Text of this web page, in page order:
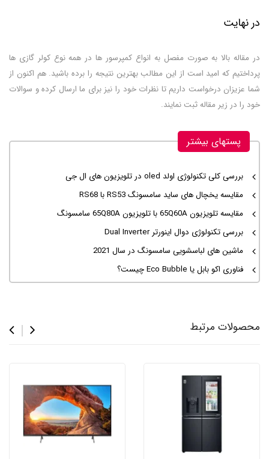
در نهایت
در مقاله بالا به صورت مفصل به انواع کمپرسور ها در همه نوع کولر گازی ها
پرداختیم که امید است از این مطالب بهترین نتیجه را برده باشید. هم اکنون از
شما عزیزان درخواست داریم تا نظرات خود را نیز برای ما ارسال کرده و سوالات
خود را در زیر مقاله ثبت نمایند.
پستهای بیشتر
بررسی کلی تکنولوژی اولد oled در تلویزیون های ال جی
مقایسه یخچال های ساید سامسونگ RS53 با RS68
مقایسه تلویزیون 65Q60A با تلویزیون 65Q80A سامسونگ
بررسی تکنولوژی دوال اینورتر Dual Inverter
ماشین های لباسشویی سامسونگ در سال 2021
فناوری اکو بابل یا Eco Bubble چیست؟
محصولات مرتبط